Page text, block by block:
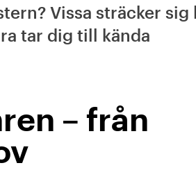
Vissa sträcker sig
tar dig till kända
– från